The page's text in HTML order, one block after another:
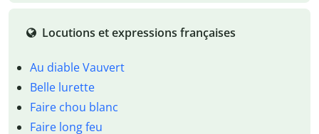
Locutions et expressions françaises
Au diable Vauvert
Belle lurette
Faire chou blanc
Faire long feu